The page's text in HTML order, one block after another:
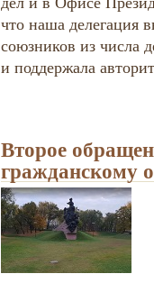
что наша делегация
союзников из числа
и поддержала
Второе
гражданскому